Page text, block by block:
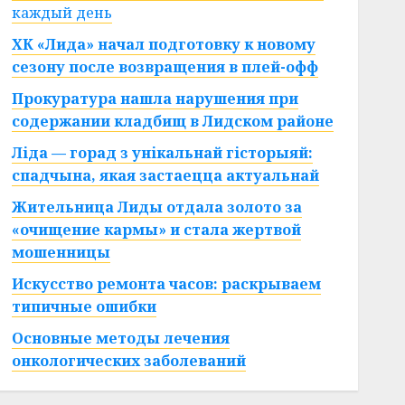
каждый день
ХК «Лида» начал подготовку к новому
сезону после возвращения в плей-офф
Прокуратура нашла нарушения при
содержании кладбищ в Лидском районе
Ліда — горад з унікальнай гісторыяй:
спадчына, якая застаецца актуальнай
Жительница Лиды отдала золото за
«очищение кармы» и стала жертвой
мошенницы
Искусство ремонта часов: раскрываем
типичные ошибки
Основные методы лечения
онкологических заболеваний